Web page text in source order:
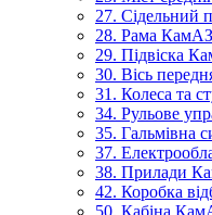
27. Сідельний
28. Рама КамАЗ
29. Підвіска
30. Вісь
31. Колеса та
34. Рульове
35. Гальмівна
37.
38. Прилади
42. Коробка
50. Кабіна